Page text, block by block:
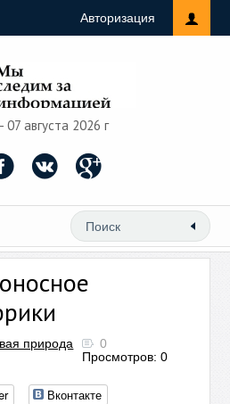
Авторизация
07 августа 2026 г
природа
0
Просмотров: 0
Вконтакте